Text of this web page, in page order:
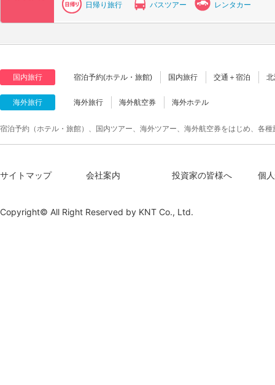
日帰り旅行 バスツアー レンタカー
国内旅行 宿泊予約(ホテル・旅館) 国内旅行 交通＋宿泊
海外旅行 海外旅行 海外航空券 海外ホテル
宿泊予約（ホテル・旅館）、国内ツアー、海外ツアー、海外航空券をはじめ、各
サイトマップ 会社案内 投資家の皆様へ 個
Copyright© All Right Reserved by KNT Co., Ltd.